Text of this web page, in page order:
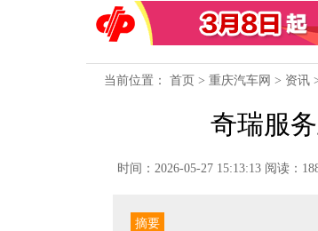
当前位置： 首页 > 重庆汽车网 > 资讯
奇瑞服
时间：2026-05-27 15:13:13 阅读：
摘要